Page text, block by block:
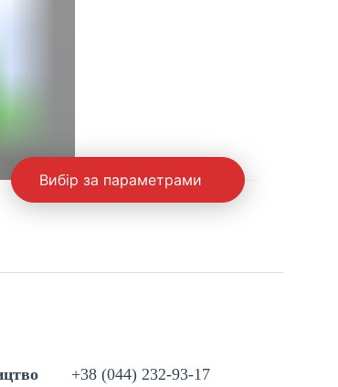
Вибір за параметрами
+38 (044) 232-93-17